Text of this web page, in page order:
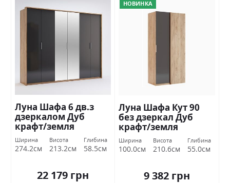
Луна Шафа 6 дв.з
дзеркалом Дуб
крафт/земля
Міромарк
Ширина
274.2см
Висота
213.2см
Глибина
58.5см
22 179 грн
НОВИНКА
Луна Шафа Кут 90
без дзеркал Дуб
крафт/земля
Міромарк
Ширина
100.0см
Висота
210.6см
Глибина
55.0см
9 382 грн